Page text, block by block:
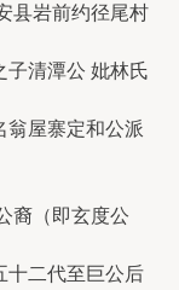
县岩前约径尾村
子清潭公 妣林氏
翁屋寨定和公派
裔（即玄度公
十二代至巨公后